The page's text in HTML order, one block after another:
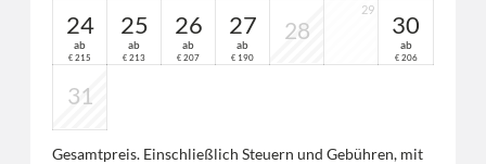
24
ab
€ 215
25
ab
€ 213
26
ab
€ 207
27
ab
€ 190
28
29
30
ab
€ 206
31
Gesamtpreis. Einschließlich Steuern und Gebühren, mit